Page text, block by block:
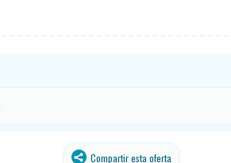
Compartir esta oferta